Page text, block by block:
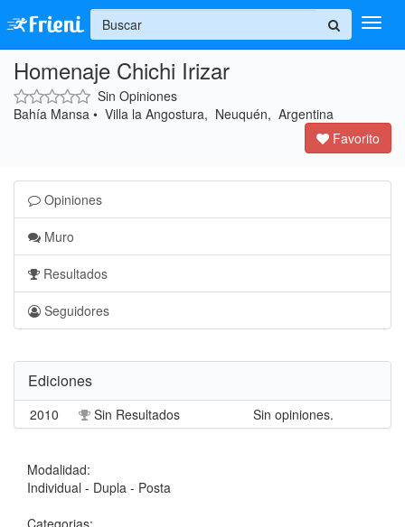
Ingresar
Inicio
+
Homenaje Chichi Irizar
Sin Opiniones
Bahía Mansa • Villa la Angostura, Neuquén, Argentina
Favorito
Opiniones
Muro
Resultados
Seguidores
Ediciones
2010 Sin Resultados Sin opiniones.
Modalidad:
Individual - Dupla - Posta
Categorias: